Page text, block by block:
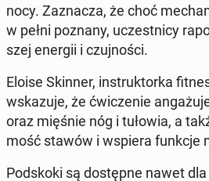
nocy. Za­zna­cza, że choć
w pełni poznany, uczest­ni­cy
szej energii i czuj­no­ści.
Eloise Skinner, in­struk­tor­ka
wska­zu­je, że ćwi­cze­nie
oraz mięśnie nóg i tułowia, a
mość stawów i wspiera funkcje
Pod­sko­ki są do­stęp­ne nawet